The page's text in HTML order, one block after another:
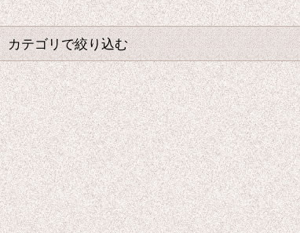
並び順:
カテゴリで絞り込む
あ行 コスプレ衣装 (全商品)
ウマ娘プリティーダービー
あんさんぶるスターズ
IdentityV
アズールレーン